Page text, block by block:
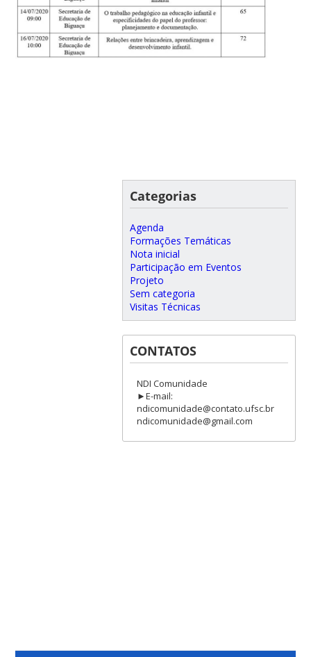
Categorias
Agenda
Formações Temáticas
Nota inicial
Participação em Eventos
Projeto
Sem categoria
Visitas Técnicas
CONTATOS
NDI Comunidade
►E-mail:
ndicomunidade@contato.ufsc.br
ndicomunidade@gmail.com